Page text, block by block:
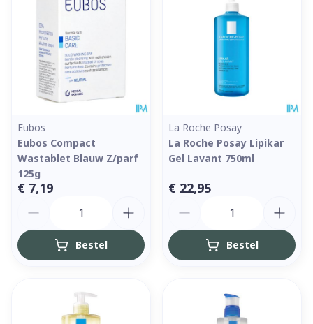
Eubos
Eubos Compact
Wastablet Blauw Z/parf
125g
€ 7,19
Bestel
La Roche Posay
La Roche Posay Lipikar
Gel Lavant 750ml
€ 22,95
Bestel